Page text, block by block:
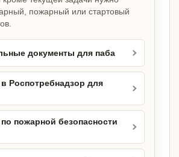
пожарный или стартовый
документы для паба
Роспотребнадзор для
пожарной безопасности